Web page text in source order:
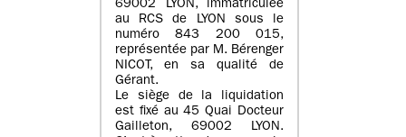
69002 LYON, immatriculée
au RCS de LYON sous le
numéro 843 200 015,
représentée par M. Bérenger
NICOT, en sa qualité de
Gérant.
Le siège de la liquidation
est fixé au45 Quai Docteur
Gailleton, 69002 LYON.